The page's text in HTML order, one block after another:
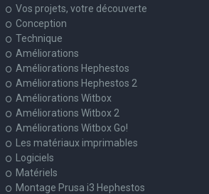
Vos projets, votre découverte
Conception
Technique
Améliorations
Améliorations Hephestos
Améliorations Hephestos 2
Améliorations Witbox
Améliorations Witbox 2
Améliorations Witbox Go!
Les matériaux imprimables
Logiciels
Matériels
Montage Prusa i3 Hephestos